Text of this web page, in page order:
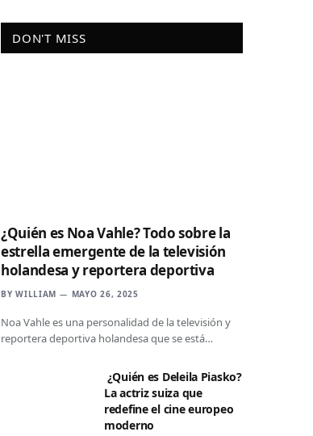
DON'T MISS
¿Quién es Noa Vahle? Todo sobre la
estrella emergente de la televisión
holandesa y reportera deportiva
BY WILLIAM MAYO 26, 2025
Noa Vahle es una personalidad de la televisión y
reportera deportiva holandesa que se está…
¿Quién es Deleila Piasko?
La actriz suiza que
redefine el cine europeo
moderno